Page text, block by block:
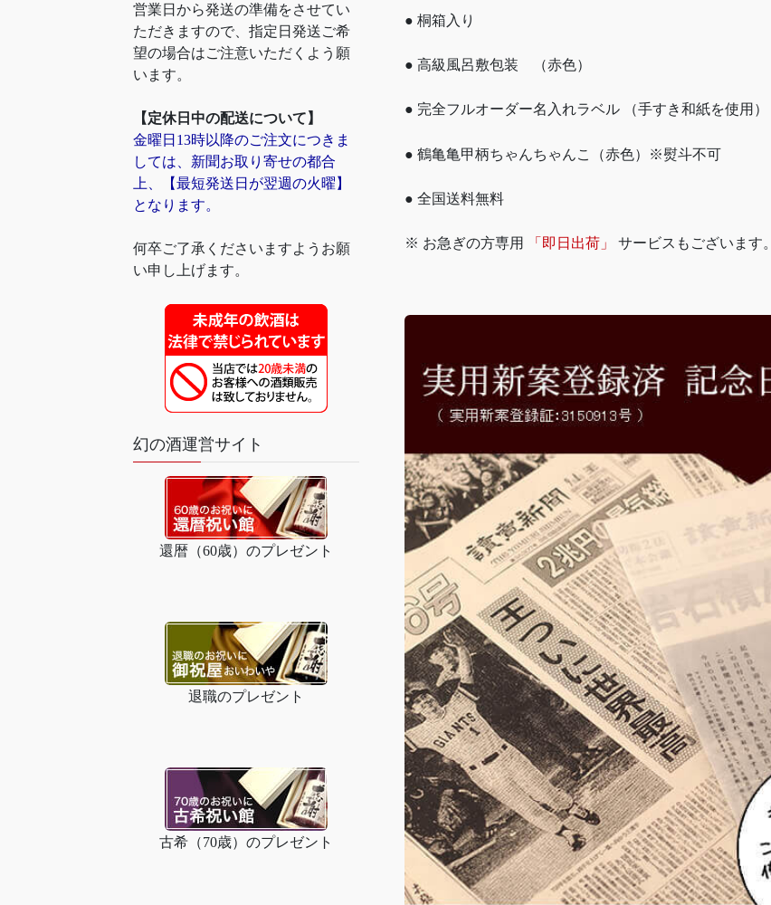
● 桐箱入り
● 高級風呂敷包装 （赤色）
● 完全フルオーダー名入れラベル （手すき和紙を使用）
● 鶴亀亀甲柄ちゃんちゃんこ（赤色）※熨斗不可
● 全国送料無料
※ お急ぎの方専用 「即日出荷」 サービスもございます。
営業日から発送の準備をさせてい
ただきますので、指定日発送ご希
望の場合はご注意いただくよう願
います。
【定休日中の配送について】
金曜日13時以降のご注文につきま
しては、新聞お取り寄せの都合
上、【最短発送日が翌週の火曜】
となります。
何卒ご了承くださいますようお願
い申し上げます。
幻の酒運営サイト
還暦（60歳）のプレゼント
退職のプレゼント
古希（70歳）のプレゼント